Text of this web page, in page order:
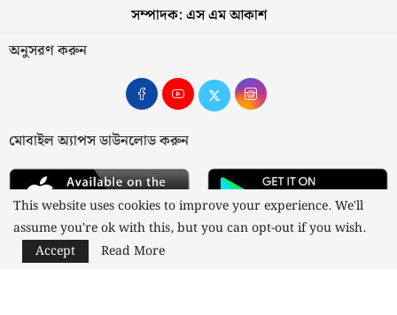
সম্পাদক: এস এম আকাশ
অনুসরণ করুন
মোবাইল অ্যাপস ডাউনলোড করুন
This website uses cookies to improve your experience. We'll
assume you're ok with this, but you can opt-out if you wish.
Accept
Read More